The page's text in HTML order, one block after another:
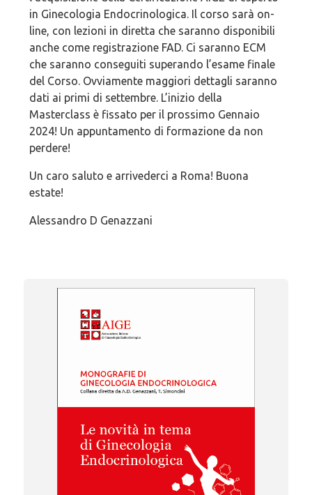
in Ginecologia Endocrinologica. Il corso sarà on-
line, con lezioni in diretta che saranno disponibili
anche come registrazione FAD. Ci saranno ECM
che saranno conseguiti superando l’esame finale
del Corso. Ovviamente maggiori dettagli saranno
dati ai primi di settembre. L’inizio della
Masterclass è fissato per il prossimo Gennaio
2024! Un appuntamento di formazione da non
perdere!
Un caro saluto e arrivederci a Roma! Buona
estate!
Alessandro D Genazzani